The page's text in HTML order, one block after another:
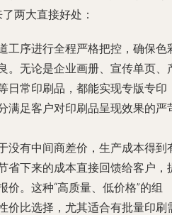
两大直接好处：
工序进行全程严格把控，确保色
。无论是企业画册、宣传单页、
日常印刷品，都能实现专版专印
满足客户对印刷品呈现效果的严
没有中间商差价，生产成本得到
省下来的成本直接回馈给客户，
价。这种“高质量、低价格”的组
价比选择，尤其适合有批量印刷